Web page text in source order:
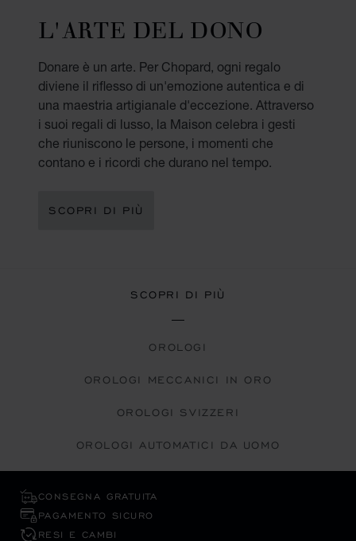
L'ARTE DEL DONO
Donare è un arte. Per Chopard, ogni regalo
diviene il riflesso di un'emozione autentica e di
una maestria artigianale d'eccezione. Attraverso
i suoi regali di lusso, la Maison celebra i gesti
che riuniscono le persone, i momenti che
contano e i ricordi che durano nel tempo.
SCOPRI DI PIÙ
SCOPRI DI PIÙ
OROLOGI
OROLOGI MECCANICI IN ORO
OROLOGI SVIZZERI
OROLOGI AUTOMATICI DA UOMO
CONSEGNA GRATUITA
PAGAMENTO SICURO
RESI E CAMBI